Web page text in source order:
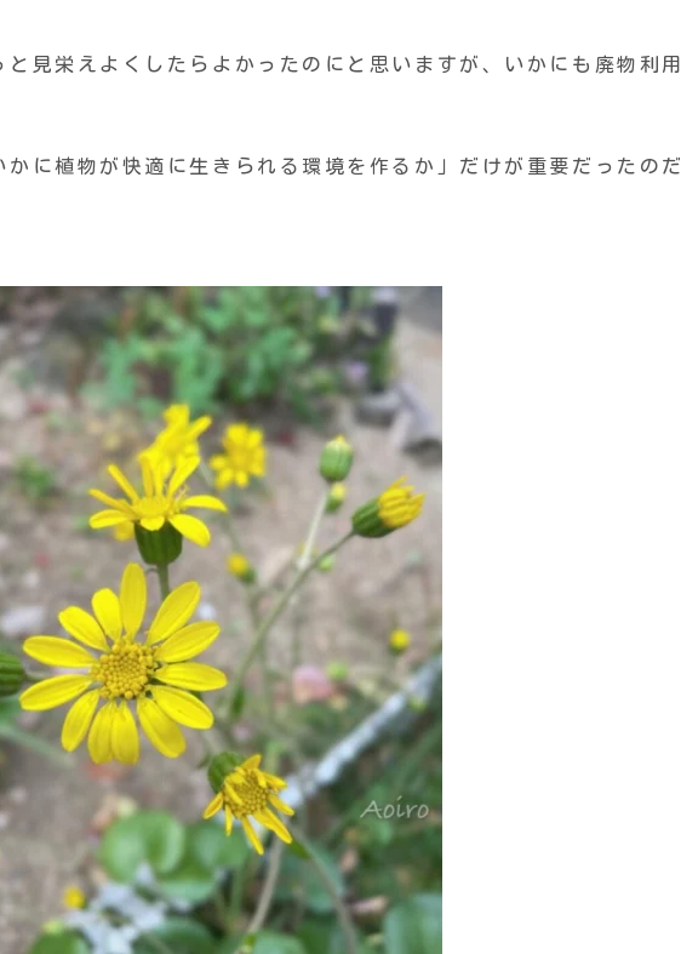
見栄えよくしたらよかったのにと思いますが、いかにも廃物利用
に植物が快適に生きられる環境を作るか」だけが重要だったのだ